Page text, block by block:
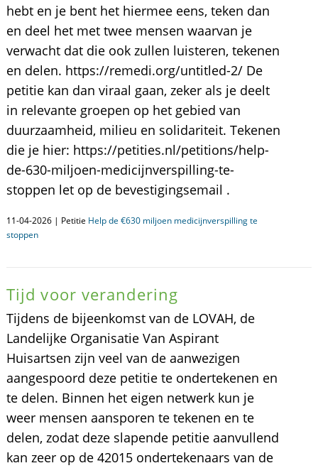
hebt en je bent het hiermee eens, teken dan
en deel het met twee mensen waarvan je
verwacht dat die ook zullen luisteren, tekenen
en delen. https://remedi.org/untitled-2/ De
petitie kan dan viraal gaan, zeker als je deelt
in relevante groepen op het gebied van
duurzaamheid, milieu en solidariteit. Tekenen
die je hier: https://petities.nl/petitions/help-
de-630-miljoen-medicijnverspilling-te-
stoppen let op de bevestigingsemail .
11-04-2026 | Petitie Help de €630 miljoen medicijnverspilling te
stoppen
Tijd voor verandering
Tijdens de bijeenkomst van de LOVAH, de
Landelijke Organisatie Van Aspirant
Huisartsen zijn veel van de aanwezigen
aangespoord deze petitie te ondertekenen en
te delen. Binnen het eigen netwerk kun je
weer mensen aansporen te tekenen en te
delen, zodat deze slapende petitie aanvullend
kan zeer op de 42015 ondertekenaars van de